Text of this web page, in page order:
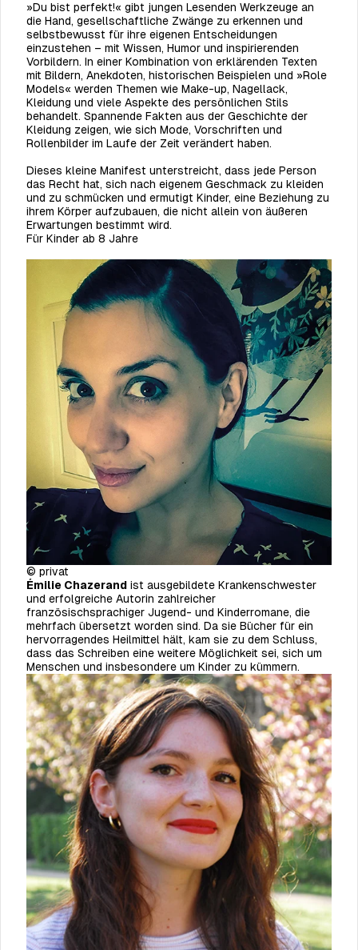
»Du bist perfekt!« gibt jungen Lesenden Werkzeuge an
die Hand, gesellschaftliche Zwänge zu erkennen und
selbstbewusst für ihre eigenen Entscheidungen
einzustehen – mit Wissen, Humor und inspirierenden
Vorbildern. In einer Kombination von erklärenden Texten
mit Bildern, Anekdoten, historischen Beispielen und »Role
Models« werden Themen wie Make-up, Nagellack,
Kleidung und viele Aspekte des persönlichen Stils
behandelt. Spannende Fakten aus der Geschichte der
Kleidung zeigen, wie sich Mode, Vorschriften und
Rollenbilder im Laufe der Zeit verändert haben.
Dieses kleine Manifest unterstreicht, dass jede Person
das Recht hat, sich nach eigenem Geschmack zu kleiden
und zu schmücken und ermutigt Kinder, eine Beziehung zu
ihrem Körper aufzubauen, die nicht allein von äußeren
Erwartungen bestimmt wird.
Für Kinder ab 8 Jahre
© privat
Émilie Chazerand ist ausgebildete Krankenschwester
und erfolgreiche Autorin zahlreicher
französischsprachiger Jugend- und Kinderromane, die
mehrfach übersetzt worden sind. Da sie Bücher für ein
hervorragendes Heilmittel hält, kam sie zu dem Schluss,
dass das Schreiben eine weitere Möglichkeit sei, sich um
Menschen und insbesondere um Kinder zu kümmern.